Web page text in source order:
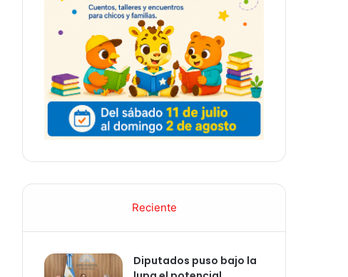
Reciente
Diputados puso bajo la